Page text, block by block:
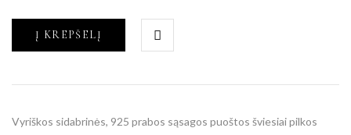
Į KREPŠELĮ
Vyriškos sidabrinės, 925 prabos sąsagos puoštos šviesiai pilkos